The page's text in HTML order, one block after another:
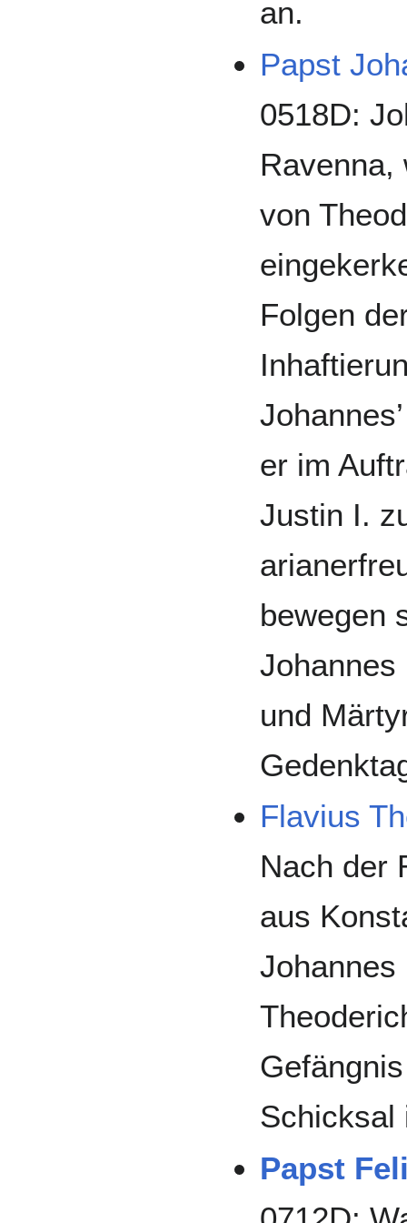
an.
Papst
0518D:
Ravenna,
von
Folgen
er im
Justin I.
bewegen
und
Flavius
Nach der
aus
Johannes
Schicksal
Papst